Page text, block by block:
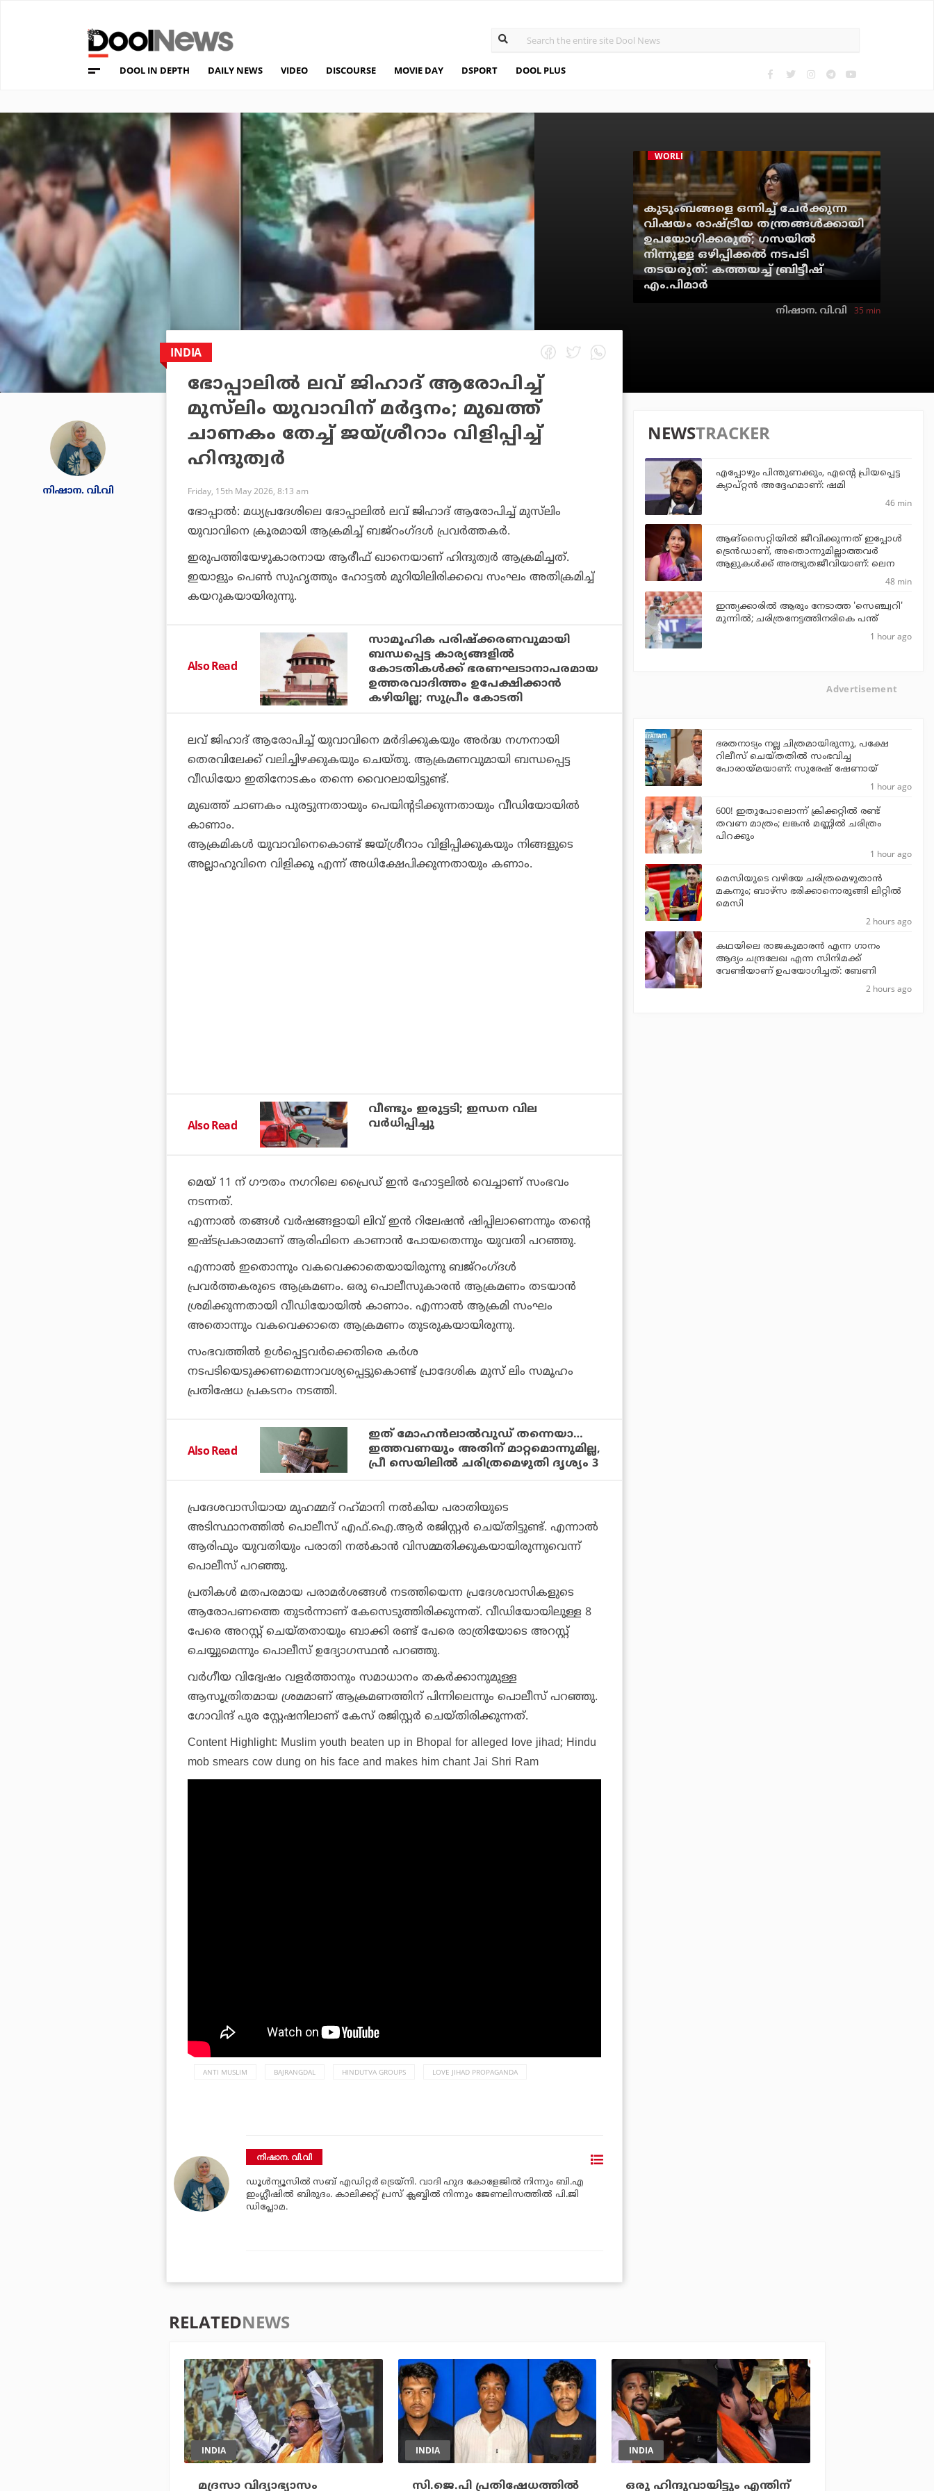
DOOL IN DEPTH DAILY NEWS VIDEO DISCOURSE MOVIE DAY DSPORT DOOL PLUS
WORLD
കുടുംബങ്ങളെ ഒന്നിച്ച് ചേര്‍ക്കുന്ന
വിഷയം രാഷ്ട്രീയ തന്ത്രങ്ങള്‍ക്കായി
ഉപയോഗിക്കരുത്; ഗസയില്‍
നിന്നുള്ള ഒഴിപ്പിക്കല്‍ നടപടി
തടയരുത്: കത്തയച്ച് ബ്രിട്ടീഷ്
എം.പിമാര്‍
നിഷാന. വി.വി 35 min
നിഷാന. വി.വി
INDIA
ഭോപ്പാലില്‍ ലവ് ജിഹാദ് ആരോപിച്ച്
മുസ്‌ലിം യുവാവിന് മര്‍ദ്ദനം; മുഖത്ത്
ചാണകം തേച്ച് ജയ്ശ്രീറാം വിളിപ്പിച്ച്
ഹിന്ദുത്വര്‍
Friday, 15th May 2026, 8:13 am
ഭോപ്പാല്‍: മധ്യപ്രദേശിലെ ഭോപ്പാലില്‍ ലവ് ജിഹാദ് ആരോപിച്ച് മുസ്‌ലിം
യുവാവിനെ ക്രൂരമായി ആക്രമിച്ച് ബജ്‌റംഗ്ദള്‍ പ്രവര്‍ത്തകര്‍.
ഇരുപത്തിയേഴുകാരനായ ആരീഫ് ഖാനെയാണ് ഹിന്ദുത്വര്‍ ആക്രമിച്ചത്.
ഇയാളും പെണ്‍ സുഹൃത്തും ഹോട്ടല്‍ മുറിയിലിരിക്കവെ സംഘം അതിക്രമിച്ച്
കയറുകയായിരുന്നു.
Also Read
സാമൂഹിക പരിഷ്‌ക്കരണവുമായി
ബന്ധപ്പെട്ട കാര്യങ്ങളില്‍
കോടതികള്‍ക്ക് ഭരണഘടാനാപരമായ
ഉത്തരവാദിത്തം ഉപേക്ഷിക്കാന്‍
കഴിയില്ല; സുപ്രീം കോടതി
ലവ് ജിഹാദ് ആരോപിച്ച് യുവാവിനെ മര്‍ദിക്കുകയും അര്‍ദ്ധ നഗ്നനായി
തെരവിലേക്ക് വലിച്ചിഴക്കുകയും ചെയ്തു. ആക്രമണവുമായി ബന്ധപ്പെട്ട
വീഡിയോ ഇതിനോടകം തന്നെ വൈറലായിട്ടുണ്ട്.
മുഖത്ത് ചാണകം പുരട്ടുന്നതായും പെയിന്റടിക്കുന്നതായും വീഡിയോയില്‍
കാണാം.
ആക്രമികള്‍ യുവാവിനെകൊണ്ട് ജയ്ശ്രീറാം വിളിപ്പിക്കുകയും നിങ്ങളുടെ
അല്ലാഹുവിനെ വിളിക്കൂ എന്ന് അധിക്ഷേപിക്കുന്നതായും കണാം.
Also Read
വീണ്ടും ഇരുട്ടടി; ഇന്ധന വില
വര്‍ധിപ്പിച്ചു
മെയ് 11 ന് ഗൗതം നഗറിലെ പ്രൈഡ് ഇന്‍ ഹോട്ടലില്‍ വെച്ചാണ് സംഭവം
നടന്നത്.
എന്നാല്‍ തങ്ങള്‍ വര്‍ഷങ്ങളായി ലിവ് ഇന്‍ റിലേഷന്‍ ഷിപ്പിലാണെന്നും തന്റെ
ഇഷ്ടപ്രകാരമാണ് ആരിഫിനെ കാണാന്‍ പോയതെന്നും യുവതി പറഞ്ഞു.
എന്നാല്‍ ഇതൊന്നും വകവെക്കാതെയായിരുന്നു ബജ്‌റംഗ്ദള്‍
പ്രവര്‍ത്തകരുടെ ആക്രമണം. ഒരു പൊലീസുകാരന്‍ ആക്രമണം തടയാന്‍
ശ്രമിക്കുന്നതായി വീഡിയോയില്‍ കാണാം. എന്നാല്‍ ആക്രമി സംഘം
അതൊന്നും വകവെക്കാതെ ആക്രമണം തുടരുകയായിരുന്നു.
സംഭവത്തില്‍ ഉള്‍പ്പെട്ടവര്‍ക്കെതിരെ കര്‍ശ
നടപടിയെടുക്കണമെന്നാവശ്യപ്പെട്ടുകൊണ്ട് പ്രാദേശിക മുസ് ലിം സമൂഹം
പ്രതിഷേധ പ്രകടനം നടത്തി.
Also Read
ഇത് മോഹന്‍ലാല്‍വുഡ് തന്നെയാ…
ഇത്തവണയും അതിന് മാറ്റമൊന്നുമില്ല,
പ്രീ സെയിലില്‍ ചരിത്രമെഴുതി ദൃശ്യം 3
പ്രദേശവാസിയായ മുഹമ്മദ് റഹ്‌മാനി നല്‍കിയ പരാതിയുടെ
അടിസ്ഥാനത്തില്‍ പൊലീസ് എഫ്.ഐ.ആര്‍ രജിസ്റ്റര്‍ ചെയ്തിട്ടുണ്ട്. എന്നാല്‍
ആരിഫും യുവതിയും പരാതി നല്‍കാന്‍ വിസമ്മതിക്കുകയായിരുന്നുവെന്ന്
പൊലീസ് പറഞ്ഞു.
പ്രതികള്‍ മതപരമായ പരാമര്‍ശങ്ങള്‍ നടത്തിയെന്ന പ്രദേശവാസികളുടെ
ആരോപണത്തെ തുടര്‍ന്നാണ് കേസെടുത്തിരിക്കുന്നത്. വീഡിയോയിലുള്ള 8
പേരെ അറസ്റ്റ് ചെയ്തതായും ബാക്കി രണ്ട് പേരെ രാത്രിയോടെ അറസ്റ്റ്
ചെയ്യുമെന്നും പൊലീസ് ഉദ്യോഗസ്ഥന്‍ പറഞ്ഞു.
വര്‍ഗീയ വിദ്വേഷം വളര്‍ത്താനും സമാധാനം തകര്‍ക്കാനുമുള്ള
ആസൂത്രിതമായ ശ്രമമാണ് ആക്രമണത്തിന് പിന്നിലെന്നും പൊലീസ് പറഞ്ഞു.
ഗോവിന്ദ് പുര സ്റ്റേഷനിലാണ് കേസ് രജിസ്റ്റര്‍ ചെയ്തിരിക്കുന്നത്.
Content Highlight: Muslim youth beaten up in Bhopal for alleged love jihad; Hindu
mob smears cow dung on his face and makes him chant Jai Shri Ram
ANTI MUSLIM BAJRANGDAL HINDUTVA GROUPS LOVE JIHAD PROPAGANDA
നിഷാന. വി.വി
ഡൂള്‍ന്യൂസില്‍ സബ് എഡിറ്റര്‍ ട്രെയ്‌നി. വാദി ഹുദ കോളേജില്‍ നിന്നും ബി.എ
ഇംഗ്ലീഷില്‍ ബിരുദം. കാലിക്കറ്റ് പ്രസ് ക്ലബ്ബില്‍ നിന്നും ജേണലിസത്തില്‍ പി.ജി
ഡിപ്ലോമ.
NEWSTRACKER
എപ്പോഴും പിന്തുണക്കും, എന്റെ പ്രിയപ്പെട്ട
ക്യാപ്റ്റന്‍ അദ്ദേഹമാണ്: ഷമി
46 min
ആങ്സൈറ്റിയിൽ ജീവിക്കുന്നത് ഇപ്പോൾ
ട്രെൻഡാണ്, അതൊന്നുമില്ലാത്തവർ
ആളുകൾക്ക് അത്ഭുതജീവിയാണ്: ലെന
48 min
ഇന്ത്യക്കാരില്‍ ആരും നേടാത്ത 'സെഞ്ച്വറി'
മുന്നില്‍; ചരിത്രനേട്ടത്തിനരികെ പന്ത്
1 hour ago
Advertisement
ഭരതനാട്യം നല്ല ചിത്രമായിരുന്നു, പക്ഷേ
റിലീസ് ചെയ്തതില്‍ സംഭവിച്ച
പോരായ്മയാണ്: സുരേഷ് ഷേണായ്
1 hour ago
600! ഇതുപോലൊന്ന് ക്രിക്കറ്റില്‍ രണ്ട്
തവണ മാത്രം; ലങ്കന്‍ മണ്ണില്‍ ചരിത്രം
പിറക്കും
1 hour ago
മെസിയുടെ വഴിയേ ചരിത്രമെഴുതാന്‍
മകനും; ബാഴ്‌സ ഭരിക്കാനൊരുങ്ങി ലിറ്റില്‍
മെസി
2 hours ago
കഥയിലെ രാജകുമാരൻ എന്ന ഗാനം
ആദ്യം ചന്ദ്രലേഖ എന്ന സിനിമക്ക്
വേണ്ടിയാണ് ഉപയോഗിച്ചത്: ബേണി
2 hours ago
RELATEDNEWS
INDIA
മദ്രസാ വിദ്യാഭ്യാസം
INDIA
സി.ജെ.പി പ്രതിഷേധത്തില്‍
INDIA
ഒരു ഹിന്ദുവായിട്ടും എന്തിന്